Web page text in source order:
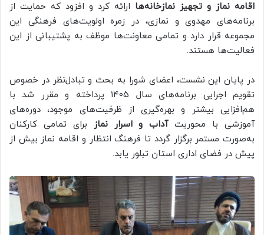
اقامه نماز و تجهیز نمازخانه‌ها ارائه کرد و افزود که حمایت از
برنامه‌های مهدوی و نمازی، در زمره اولویت‌های فرهنگی این
مجموعه قرار دارد و تمامی معاونت‌ها موظف به پشتیبانی از این
فعالیت‌ها هستند.
در پایان این نشست، اعضای شورا به بحث و تبادل‌نظر در خصوص
تقویم اجرایی برنامه‌های سال ۱۴۰۵ پرداخته و مقرر شد با
هم‌افزایی بیشتر و بهره‌گیری از ظرفیت‌های موجود، دوره‌های
آموزشی با محوریتآداب و اسرار نماز برای تمامی کارکنان
به‌صورت مستمر برگزار گردد تا فرهنگ انتظار و اقامه نماز بیش از
پیش در فضای اداری استان تبلور یابد.